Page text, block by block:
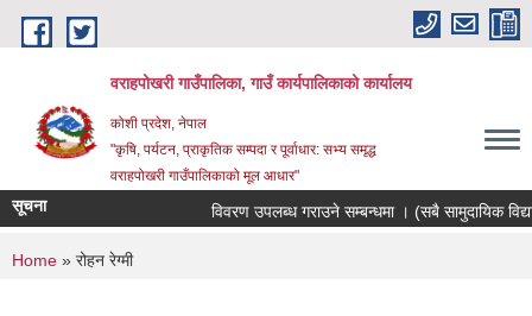
Skip to main content
वराहपोखरी गाउँपालिका, गाउँ कार्यपालिकाको कार्यालय
कोशी प्रदेश, नेपाल
"कृषि, पर्यटन, प्राकृतिक सम्पदा र पूर्वाधार: सभ्य समृद्ध
वराहपोखरी गाउँपालिकाको मूल आधार"
सूचना विवरण उपलब्ध गराउने सम्बन्धमा । (सबै सामुदायिक
You are here
Home » रोहन रेग्मी